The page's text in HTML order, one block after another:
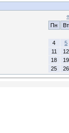
«
Пн
Вт
4
5
11
12
18
19
25
26